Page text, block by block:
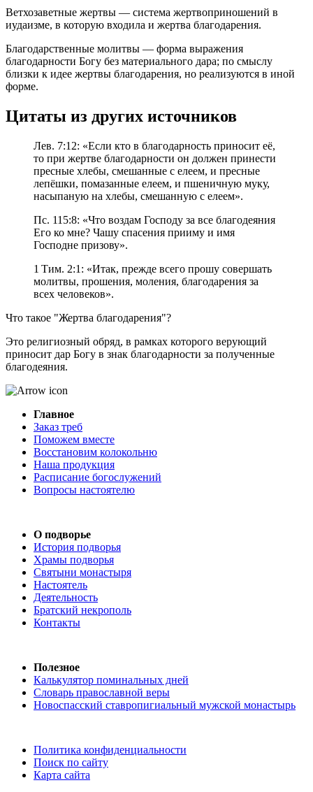
Ветхозаветные жертвы — система жертвоприношений в
иудаизме, в которую входила и жертва благодарения.
Благодарственные молитвы — форма выражения
благодарности Богу без материального дара; по смыслу
близки к идее жертвы благодарения, но реализуются в иной
форме.
Цитаты из других источников
Лев. 7:12: «Если кто в благодарность приносит её,
то при жертве благодарности он должен принести
пресные хлебы, смешанные с елеем, и пресные
лепёшки, помазанные елеем, и пшеничную муку,
насыпаную на хлебы, смешанную с елеем».
Пс. 115:8: «Что воздам Господу за все благодеяния
Его ко мне? Чашу спасения прииму и имя
Господне призову».
1 Тим. 2:1: «Итак, прежде всего прошу совершать
молитвы, прошения, моления, благодарения за
всех человеков».
Что такое "Жертва благодарения"?
Это религиозный обряд, в рамках которого верующий
приносит дар Богу в знак благодарности за полученные
благодеяния.
Главное
Заказ треб
Поможем вместе
Восстановим колокольню
Наша продукция
Расписание богослужений
Вопросы настоятелю
О подворье
История подворья
Храмы подворья
Святыни монастыря
Настоятель
Деятельность
Братский некрополь
Контакты
Полезное
Калькулятор поминальных дней
Словарь православной веры
Новоспасский ставропигиальный мужской монастырь
Политика конфиденциальности
Поиск по сайту
Карта сайта